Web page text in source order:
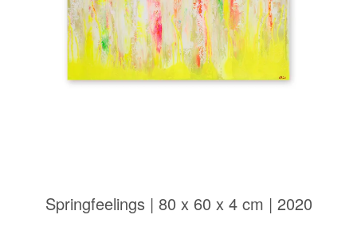
Springfeelings | 80 x 60 x 4 cm | 2020